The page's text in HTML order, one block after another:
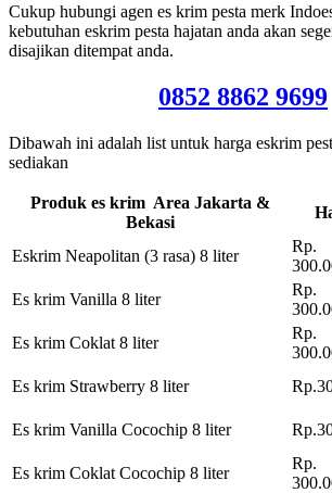
Cukup hubungi agen es krim pesta merk
kebutuhan eskrim pesta hajatan anda akan
disajikan ditempat anda.
0852 8862 9699
Dibawah ini adalah list untuk harga eskrim
sediakan
Produk es krim Area Jakarta &
Bekasi
Eskrim Neapolitan (3 rasa) 8 liter
Rp.
Es krim Vanilla 8 liter
Rp.
Es krim Coklat 8 liter
Rp.
Es krim Strawberry 8 liter
Es krim Vanilla Cocochip 8 liter
Es krim Coklat Cocochip 8 liter
Rp.